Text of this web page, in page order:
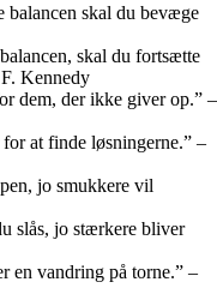
balancen skal du bevæge
skal du fortsætte
Kennedy
dem, der ikke giver op.” –
at finde løsningerne.” –
jo smukkere vil
slås, jo stærkere bliver
en vandring på torne.” –